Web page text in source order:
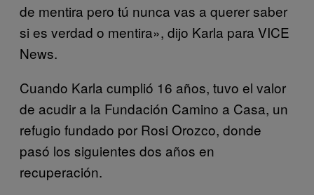
de mentira pero tú nunca vas a querer saber
si es verdad o mentira», dijo Karla para VICE
News.
Cuando Karla cumplió 16 años, tuvo el valor
de acudir a la Fundación Camino a Casa, un
refugio fundado por Rosi Orozco, donde
pasó los siguientes dos años en
recuperación.